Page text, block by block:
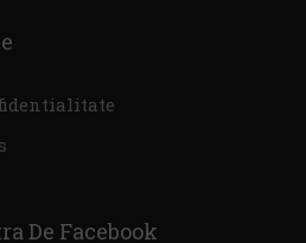
De Facebook